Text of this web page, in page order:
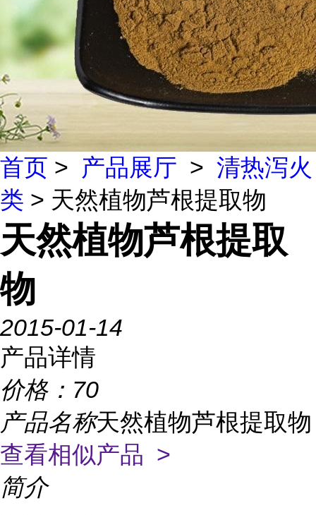
首页 > 产品展厅 > 清热泻火
类 > 天然植物芦根提取物
天然植物芦根提取
物
2015-01-14
产品详情
价格： 70
产品名称天然植物芦根提取物
查看相似产品 >
简介